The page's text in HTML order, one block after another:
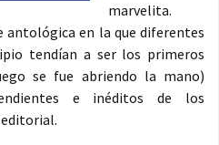
marvelita.
antológica en la que diferentes
tendían a ser los primeros
se fue abriendo la mano)
e inéditos de los